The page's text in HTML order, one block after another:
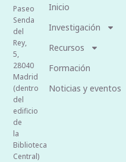
Paseo
Senda
del
Rey,
5,
28040
Madrid
(dentro
del
edificio
de
la
Biblioteca
Central)
Inicio
Investigación
Recursos
Formación
Noticias y eventos